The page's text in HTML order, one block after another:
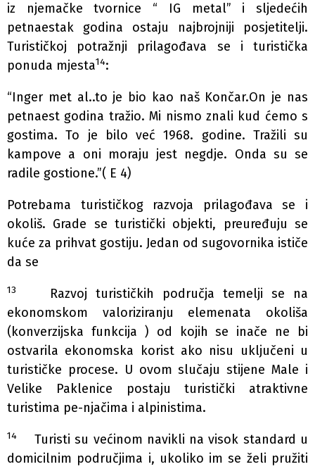
iz njemačke tvornice “ IG metal” i sljedećih
petnaestak godina ostaju najbrojniji posjetitelji.
Turističkoj potražnji prilagođava se i turistička
ponuda mjesta14:
“Inger met al..to je bio kao naš Končar.On je nas
petnaest godina tražio. Mi nismo znali kud ćemo s
gostima. To je bilo već 1968. godine. Tražili su
kampove a oni moraju jest negdje. Onda su se
radile gostione.”( E 4)
Potrebama turističkog razvoja prilagođava se i
okoliš. Grade se turistički objekti, preuređuju se
kuće za prihvat gostiju. Jedan od sugovornika ističe
da se
13
Razvoj turističkih područja temelji se na
ekonomskom valoriziranju elemenata okoliša
(konverzijska funkcija ) od kojih se inače ne bi
ostvarila ekonomska korist ako nisu uključeni u
turističke procese. U ovom slučaju stijene Male i
Velike Paklenice postaju turistički atraktivne
turistima pe-njačima i alpinistima.
14
Turisti su većinom navikli na visok standard u
domicilnim područjima i, ukoliko im se želi pružiti